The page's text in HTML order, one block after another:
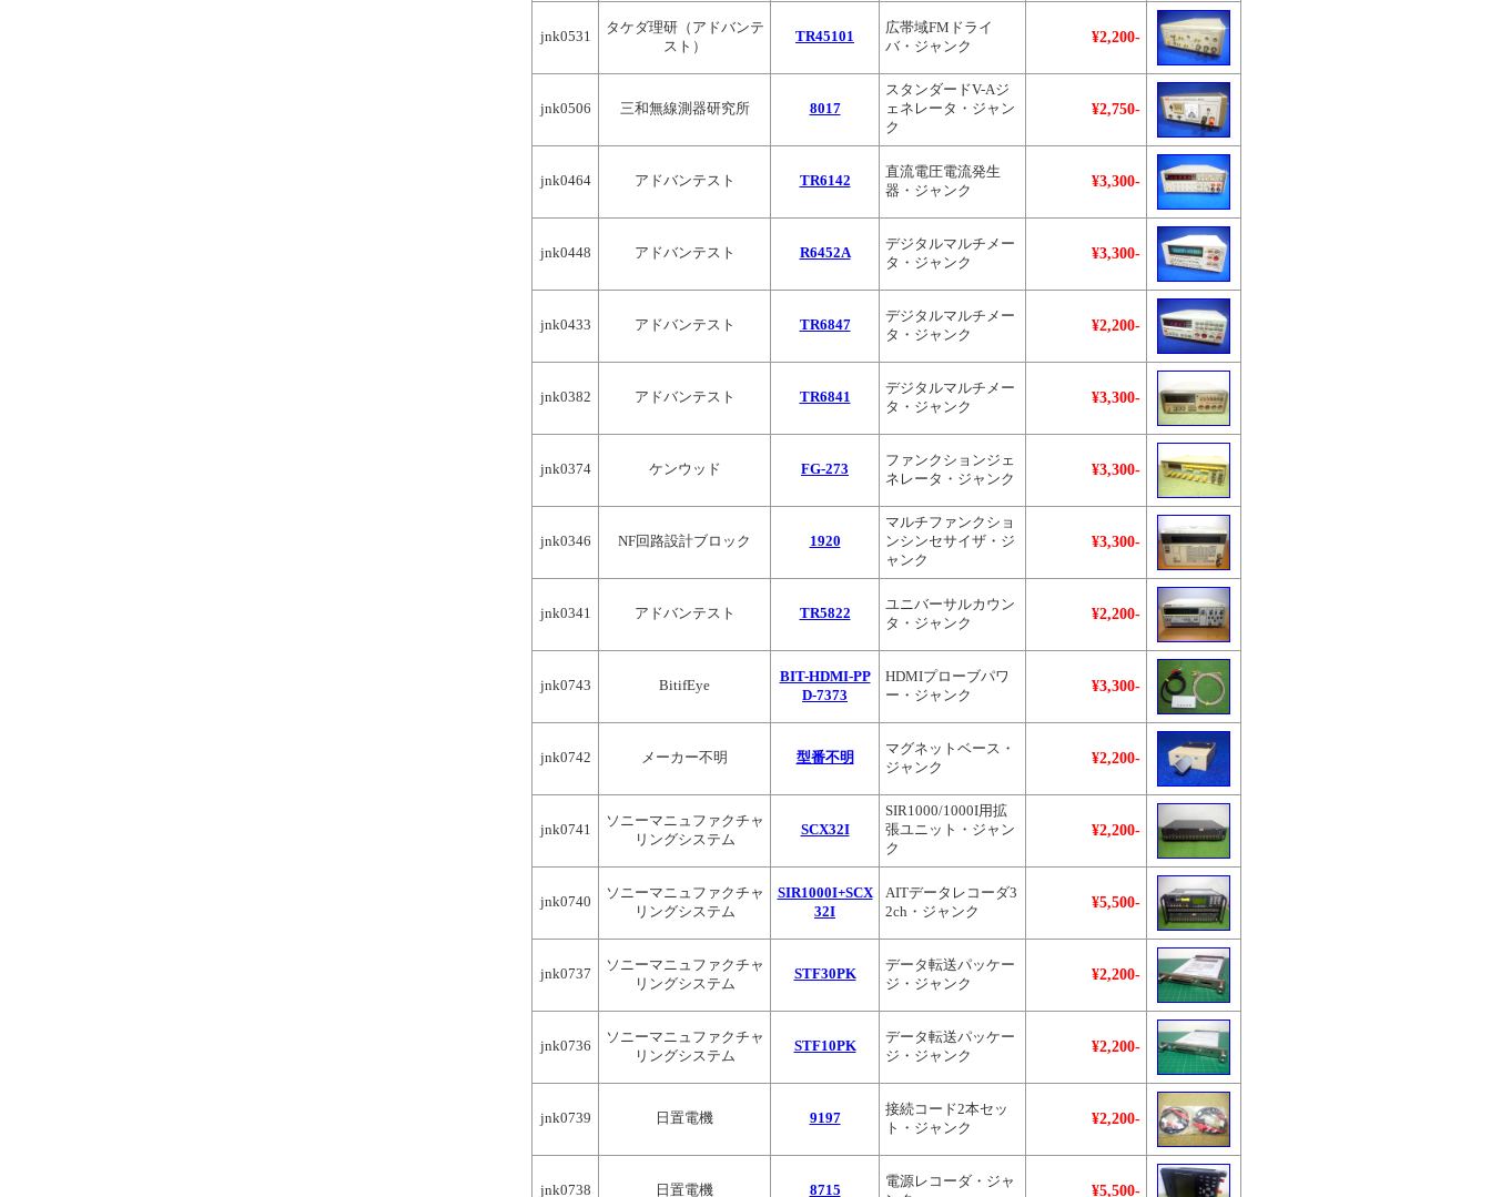
jnk0531
タケダ理研（アドバンテ
スト）
TR45101
広帯域FMドライ
バ・ジャンク
¥2,200-
jnk0506 三和無線測器研究所 8017
スタンダードV-Aジ
ェネレータ・ジャン
ク
¥2,750-
jnk0464 アドバンテスト TR6142
直流電圧電流発生
器・ジャンク
¥3,300-
jnk0448 アドバンテスト R6452A
デジタルマルチメー
タ・ジャンク
¥3,300-
jnk0433 アドバンテスト TR6847
デジタルマルチメー
タ・ジャンク
¥2,200-
jnk0382 アドバンテスト TR6841
デジタルマルチメー
タ・ジャンク
¥3,300-
jnk0374 ケンウッド FG-273
ファンクションジェ
ネレータ・ジャンク
¥3,300-
jnk0346 NF回路設計ブロック 1920
マルチファンクショ
ンシンセサイザ・ジ
ャンク
¥3,300-
jnk0341 アドバンテスト TR5822
ユニバーサルカウン
タ・ジャンク
¥2,200-
jnk0743 BitifEye
BIT-HDMI-PP
D-7373
HDMIプローブパワ
ー・ジャンク
¥3,300-
jnk0742 メーカー不明 型番不明
マグネットベース・
ジャンク
¥2,200-
jnk0741
ソニーマニュファクチャ
リングシステム
SCX32I
SIR1000/1000I用拡
張ユニット・ジャン
ク
¥2,200-
jnk0740
ソニーマニュファクチャ
リングシステム
SIR1000I+SCX
32I
AITデータレコーダ3
2ch・ジャンク
¥5,500-
jnk0737
ソニーマニュファクチャ
リングシステム
STF30PK
データ転送パッケー
ジ・ジャンク
¥2,200-
jnk0736
ソニーマニュファクチャ
リングシステム
STF10PK
データ転送パッケー
ジ・ジャンク
¥2,200-
jnk0739 日置電機 9197
接続コード2本セッ
ト・ジャンク
¥2,200-
jnk0738 日置電機 8715
電源レコーダ・ジャ
¥5,500-